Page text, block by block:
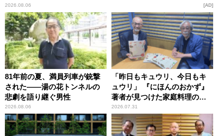
2026.08.06 AD
81年前の夏、満員列車が銃撃
された――湯の花トンネルの
悲劇を語り継ぐ男性
2026.08.06
「昨日もキュウリ、今日もキ
ュウリ」 『にほんのおかず』
著者が見つけた家庭料理の知
恵
2026.07.31